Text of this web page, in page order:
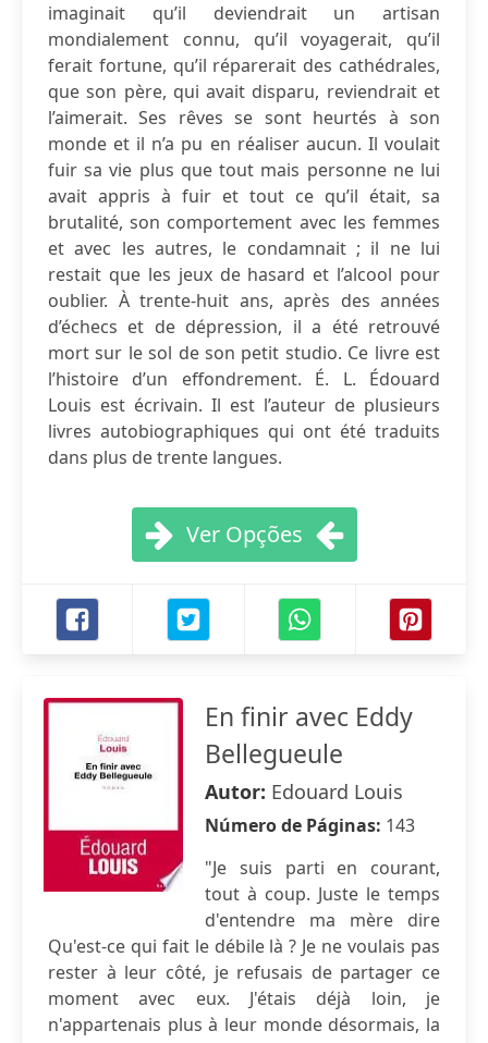
imaginait qu’il deviendrait un artisan
mondialement connu, qu’il voyagerait, qu’il
ferait fortune, qu’il réparerait des cathédrales,
que son père, qui avait disparu, reviendrait et
l’aimerait. Ses rêves se sont heurtés à son
monde et il n’a pu en réaliser aucun. Il voulait
fuir sa vie plus que tout mais personne ne lui
avait appris à fuir et tout ce qu’il était, sa
brutalité, son comportement avec les femmes
et avec les autres, le condamnait ; il ne lui
restait que les jeux de hasard et l’alcool pour
oublier. À trente-huit ans, après des années
d’échecs et de dépression, il a été retrouvé
mort sur le sol de son petit studio. Ce livre est
l’histoire d’un effondrement. É. L. Édouard
Louis est écrivain. Il est l’auteur de plusieurs
livres autobiographiques qui ont été traduits
dans plus de trente langues.
Ver Opções
En finir avec Eddy
Bellegueule
Autor: Edouard Louis
Número de Páginas: 143
"Je suis parti en courant,
tout à coup. Juste le temps
d'entendre ma mère dire
Qu'est-ce qui fait le débile là ? Je ne voulais pas
rester à leur côté, je refusais de partager ce
moment avec eux. J'étais déjà loin, je
n'appartenais plus à leur monde désormais, la